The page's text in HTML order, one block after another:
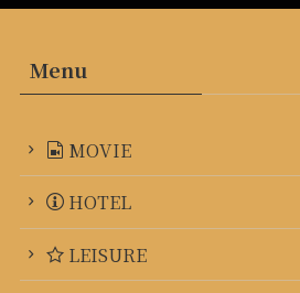
Menu
MOVIE
HOTEL
LEISURE